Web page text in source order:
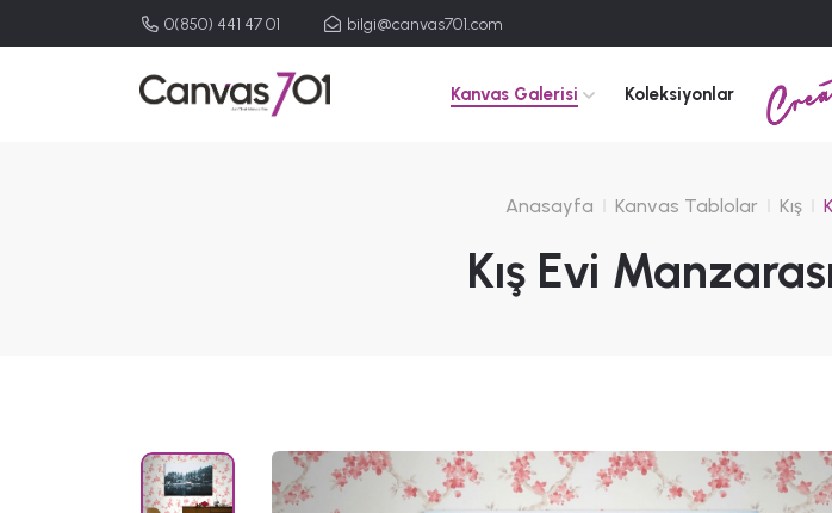
0(850) 441 47 01 bilgi@canvas701.com
Kanvas Galerisi Koleksiyonlar
Anasayfa Kanvas Tablolar Kış
Kış Evi